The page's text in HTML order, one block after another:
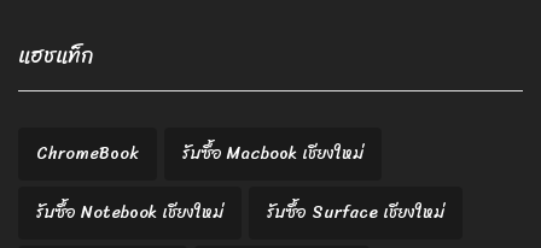
แฮชแท็ก
ChromeBook
รับซื้อ Macbook เชียงใหม่
รับซื้อ Notebook เชียงใหม่
รับซื้อ Surface เชียงใหม่